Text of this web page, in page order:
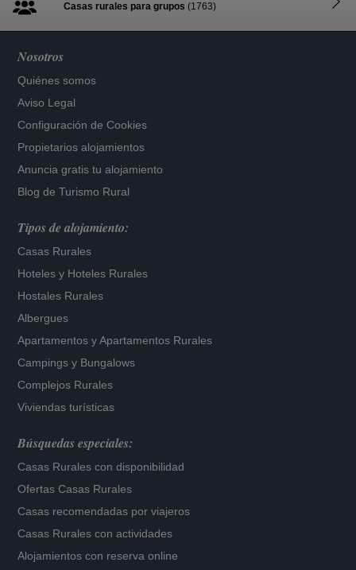
Casas rurales para grupos (1763)
Nosotros
Quiénes somos
Aviso Legal
Configuración de Cookies
Propietarios alojamientos
Anuncia gratis tu alojamiento
Blog de Turismo Rural
Tipos de alojamiento:
Casas Rurales
Hoteles y Hoteles Rurales
Hostales Rurales
Albergues
Apartamentos yApartamentos Rurales
Campings y Bungalows
Complejos Rurales
Viviendas turísticas
Búsquedas especiales:
Casas Rurales con disponibilidad
Ofertas Casas Rurales
Casas recomendadas por viajeros
Casas Rurales con actividades
Alojamientos con reserva online